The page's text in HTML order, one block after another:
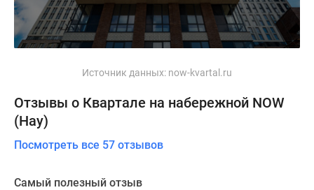
Источник данных: now-kvartal.ru
Отзывы о Квартале на набережной NOW
(Нау)
Посмотреть все 57 отзывов
Самый полезный отзыв